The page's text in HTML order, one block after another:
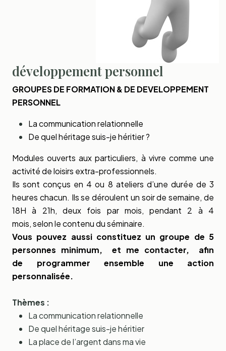
développement personnel
GROUPES DE FORMATION & DE DEVELOPPEMENT
PERSONNEL
La communication relationnelle
De quel héritage suis-je héritier ?
Modules ouverts aux particuliers, à vivre comme une
activité de loisirs extra-professionnels.
Ils sont conçus en 4 ou 8 ateliers d’une durée de 3
heures chacun. Ils se déroulent un soir de semaine, de
18H à 21h, deux fois par mois, pendant 2 à 4
mois, selon le contenu du séminaire.
Vous pouvez aussi constituez un groupe de 5
personnes minimum, et me contacter, afin
de programmer ensemble une action
personnalisée.
Thèmes :
La communication relationnelle
De quel héritage suis-je héritier
La place de l’argent dans ma vie